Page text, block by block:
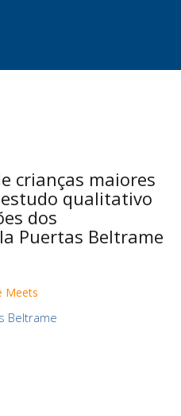
crianças maiores
qualitativo
dos
Puertas Beltrame
Meets
Beltrame